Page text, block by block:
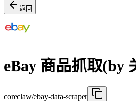
返回
eBay 商品抓取(by
coreclaw/ebay-data-scraper